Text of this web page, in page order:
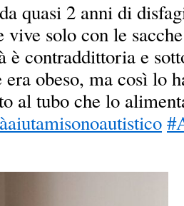
quasi 2 anni di
vive solo con le
è contraddittoria e
obeso, ma così lo
al tubo che lo